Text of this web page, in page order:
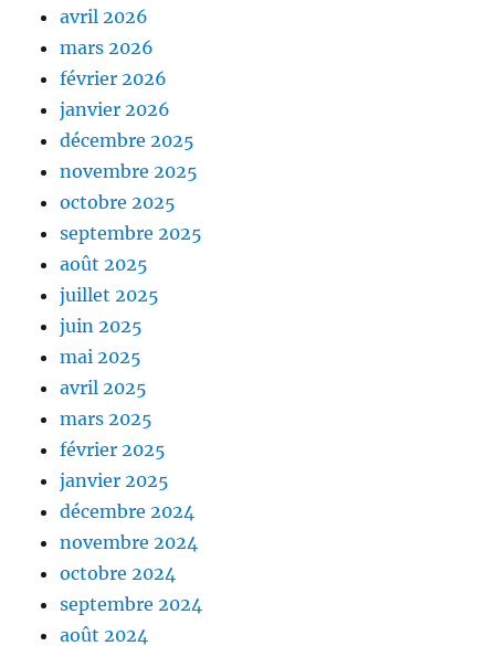
avril 2026
mars 2026
février 2026
janvier 2026
décembre 2025
novembre 2025
octobre 2025
septembre 2025
août 2025
juillet 2025
juin 2025
mai 2025
avril 2025
mars 2025
février 2025
janvier 2025
décembre 2024
novembre 2024
octobre 2024
septembre 2024
août 2024